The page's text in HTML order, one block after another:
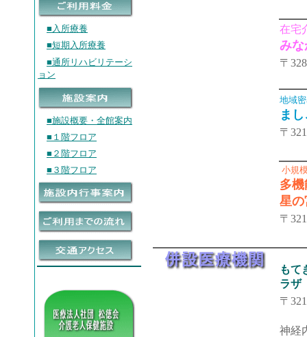
在宅
みな
〒
地域
ま
〒
小規
多
星の
〒
もて
ラザ
〒
神経
■入所療養
■短期入所療養
■通所リハビリテーシ
ョン
■施設概要・全館案内
■１階フロア
■２階フロア
■３階フロア